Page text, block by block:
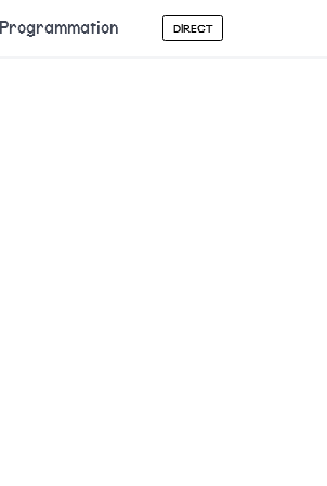
Programmation DIRECT